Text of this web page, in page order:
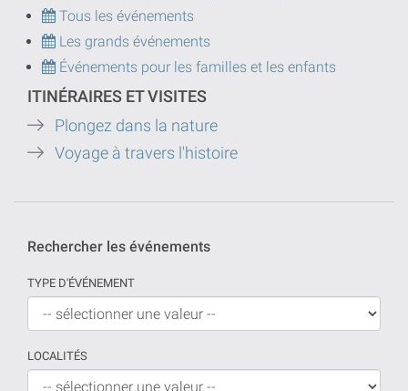
Tous les événements
Les grands événements
Événements pour les familles et les enfants
ITINÉRAIRES ET VISITES
Plongez dans la nature
Voyage à travers l'histoire
Rechercher les événements
TYPE D'ÉVÉNEMENT
LOCALITÉS